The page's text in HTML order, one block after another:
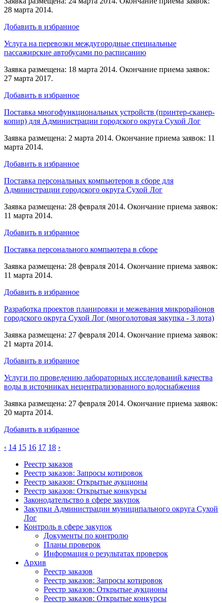
28 марта 2014.
Добавить в избранное
Услуга на перевозки междугородные специальные
пассажирские автобусами по расписанию
Заявка размещена: 18 марта 2014. Окончание приема заявок:
27 марта 2017.
Добавить в избранное
Поставка многофункциональных устройств (принтер-сканер-
копир) для Администрации городского округа Сухой Лог
Заявка размещена: 2 марта 2014. Окончание приема заявок: 11
марта 2014.
Добавить в избранное
Поставка персональных компьютеров в сборе для
Администрации городского округа Сухой Лог
Заявка размещена: 28 февраля 2014. Окончание приема заявок:
11 марта 2014.
Добавить в избранное
Поставка персонального компьютера в сборе
Заявка размещена: 28 февраля 2014. Окончание приема заявок:
11 марта 2014.
Добавить в избранное
Разработка проектов планировки и межевания микрорайонов
городского округа Сухой Лог (многолотовая закупка - 3 лота)
Заявка размещена: 27 февраля 2014. Окончание приема заявок:
21 марта 2014.
Добавить в избранное
Услуги по проведению лабораторных исследований качества
воды в источниках нецентрализованного водоснабжения
Заявка размещена: 27 февраля 2014. Окончание приема заявок:
20 марта 2014.
Добавить в избранное
‹ 14 15 16 17 18 ›
Реестр заказов
Реестр заказов: Запросы котировок
Реестр заказов: Открытые аукционы
Реестр заказов: Открытые конкурсы
Законодательство в сфере закупок
Закупки Администрации муниципального округа Сухой
Лог
Контроль в сфере закупок
Документы по контролю
Планы проверок
Информация о результатах проверок
Архив
Реестр заказов
Реестр заказов: Запросы котировок
Реестр заказов: Открытые аукционы
Реестр заказов: Открытые конкурсы